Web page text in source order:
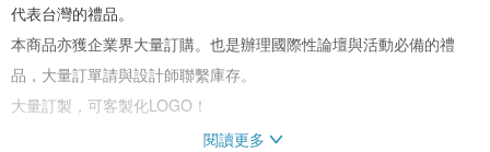
代表台灣的禮品。
本商品亦獲企業界大量訂購。也是辦理國際性論壇與活動必備的禮
品，大量訂單請與設計師聯繫庫存。
大量訂製，可客製化LOGO！
閱讀更多